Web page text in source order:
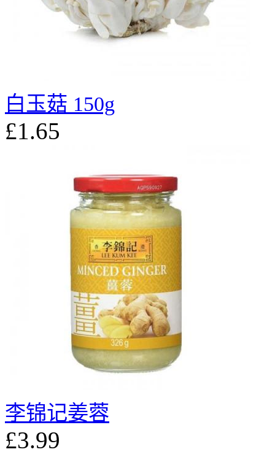
白玉菇 150g
£1.65
李锦记姜蓉
£3.99